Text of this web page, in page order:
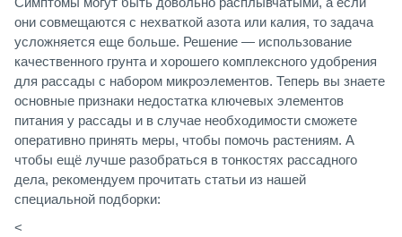
они совмещаются с нехваткой азота или калия, то задача
усложняется еще больше. Решение — использование
качественного грунта и хорошего комплексного удобрения
для рассады с набором микроэлементов. Теперь вы знаете
основные признаки недостатка ключевых элементов
питания у рассады и в случае необходимости сможете
оперативно принять меры, чтобы помочь растениям. А
чтобы ещё лучше разобраться в тонкостях рассадного
дела, рекомендуем прочитать статьи из нашей
специальной подборки:
<